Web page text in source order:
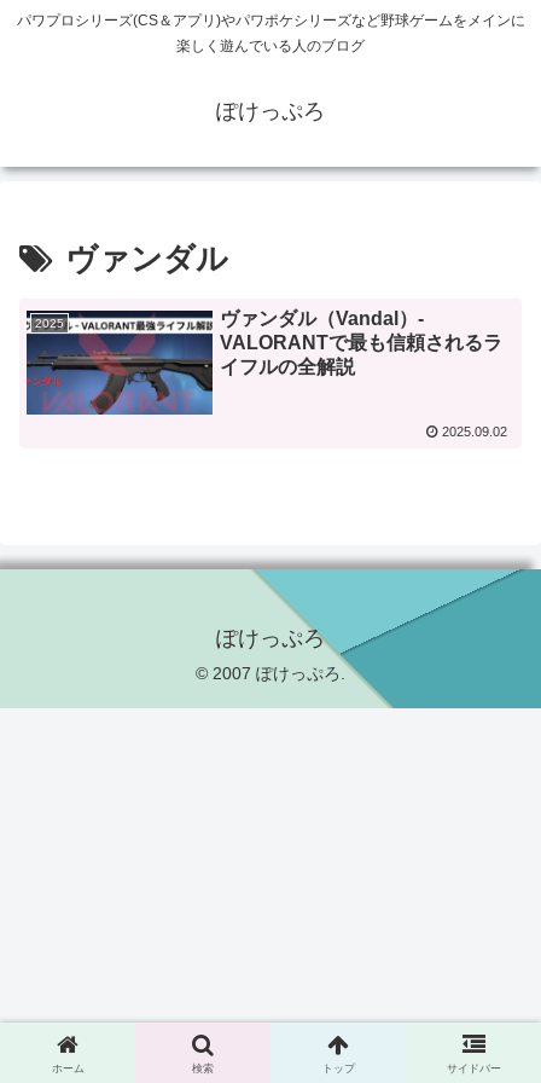
パワプロシリーズ(CS＆アプリ)やパワポケシリーズなど野球ゲームをメインに
楽しく遊んでいる人のブログ
ぽけっぷろ
ヴァンダル
2025
ヴァンダル（Vandal）-
VALORANTで最も信頼されるラ
イフルの全解説
2025.09.02
ぽけっぷろ
© 2007 ぽけっぷろ.
ホーム 検索 トップ サイドバー